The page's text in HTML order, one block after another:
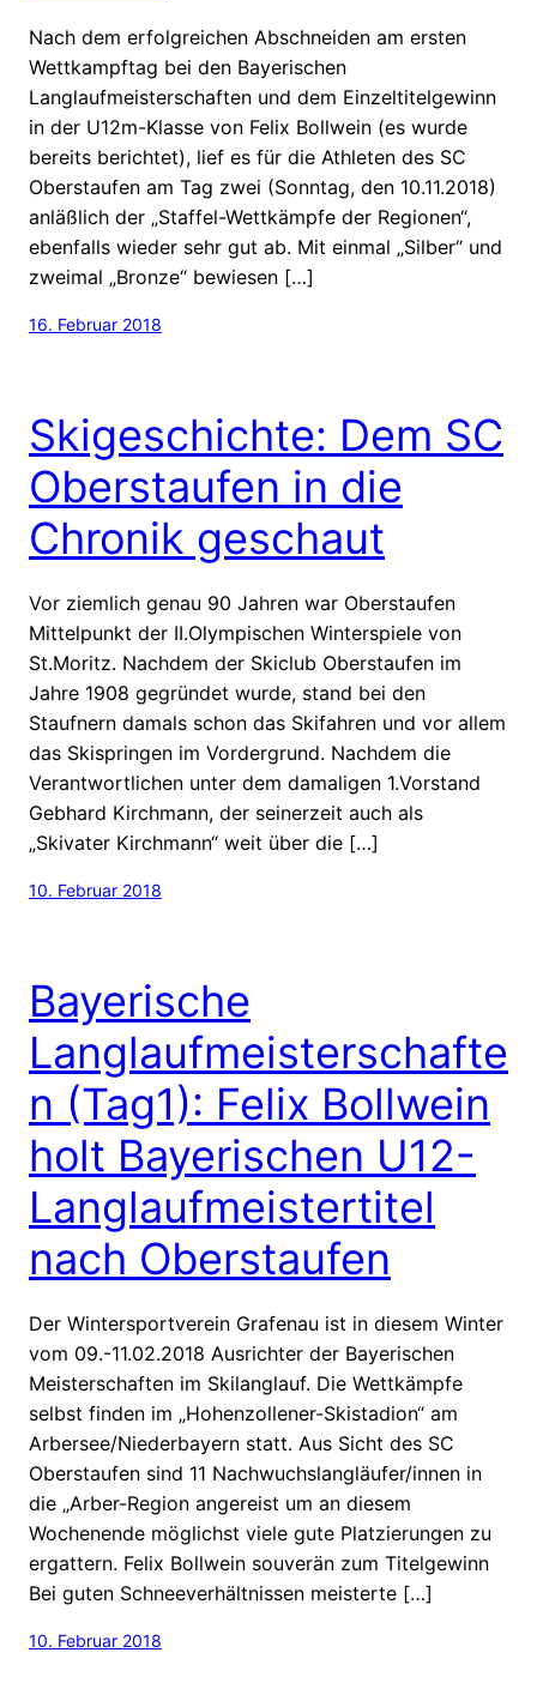
Nach dem erfolgreichen Abschneiden am ersten
Wettkampftag bei den Bayerischen
Langlaufmeisterschaften und dem Einzeltitelgewinn
in der U12m-Klasse von Felix Bollwein (es wurde
bereits berichtet), lief es für die Athleten des SC
Oberstaufen am Tag zwei (Sonntag, den 10.11.2018)
anläßlich der „Staffel-Wettkämpfe der Regionen“,
ebenfalls wieder sehr gut ab. Mit einmal „Silber“ und
zweimal „Bronze“ bewiesen […]
16. Februar 2018
Skigeschichte: Dem SC
Oberstaufen in die
Chronik geschaut
Vor ziemlich genau 90 Jahren war Oberstaufen
Mittelpunkt der II.Olympischen Winterspiele von
St.Moritz. Nachdem der Skiclub Oberstaufen im
Jahre 1908 gegründet wurde, stand bei den
Staufnern damals schon das Skifahren und vor allem
das Skispringen im Vordergrund. Nachdem die
Verantwortlichen unter dem damaligen 1.Vorstand
Gebhard Kirchmann, der seinerzeit auch als
„Skivater Kirchmann“ weit über die […]
10. Februar 2018
Bayerische
Langlaufmeisterschafte
n (Tag1): Felix Bollwein
holt Bayerischen U12-
Langlaufmeistertitel
nach Oberstaufen
Der Wintersportverein Grafenau ist in diesem Winter
vom 09.-11.02.2018 Ausrichter der Bayerischen
Meisterschaften im Skilanglauf. Die Wettkämpfe
selbst finden im „Hohenzollener-Skistadion“ am
Arbersee/Niederbayern statt. Aus Sicht des SC
Oberstaufen sind 11 Nachwuchslangläufer/innen in
die „Arber-Region angereist um an diesem
Wochenende möglichst viele gute Platzierungen zu
ergattern. Felix Bollwein souverän zum Titelgewinn
Bei guten Schneeverhältnissen meisterte […]
10. Februar 2018